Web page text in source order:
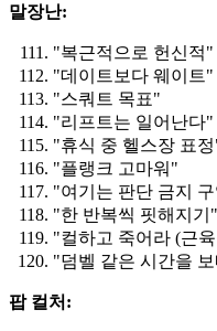
말장난:
"복근적으로 헌신적"
"데이트보다 웨이트"
"스쿼트 목표"
"리프트는 일어난다"
"휴식 중 헬스장 표
"플랭크 고마워"
"여기는 판단 금지
"한 반복씩 핏해지기"
"컬하고 죽어라 (근
"덤벨 같은 시간을
팝 컬처: